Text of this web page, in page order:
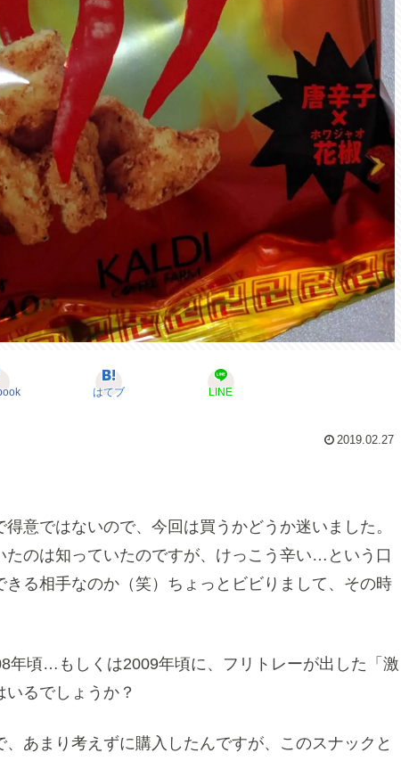
はてブ LINE
2019.02.27
意ではないので、今回は買うかどうか迷いました。
たのは知っていたのですが、けっこう辛い…という口
る相手なのか（笑）ちょっとビビりまして、その時
年頃…もしくは2009年頃に、フリトレーが出した「激
るでしょうか？
あまり考えずに購入したんですが、このスナックと